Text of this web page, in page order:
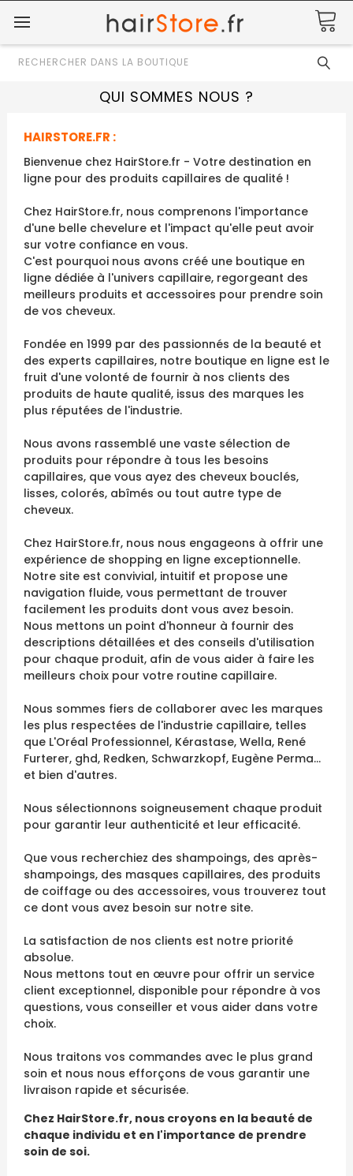
Rechercher
QUI SOMMES NOUS ?
HAIRSTORE.FR :
Bienvenue chez HairStore.fr - Votre destination en
ligne pour des produits capillaires de qualité !
Chez HairStore.fr, nous comprenons l'importance
d'une belle chevelure et l'impact qu'elle peut avoir
sur votre confiance en vous.
C'est pourquoi nous avons créé une boutique en
ligne dédiée à l'univers capillaire, regorgeant des
meilleurs produits et accessoires pour prendre soin
de vos cheveux.
Fondée en 1999 par des passionnés de la beauté et
des experts capillaires, notre boutique en ligne est le
fruit d'une volonté de fournir à nos clients des
produits de haute qualité, issus des marques les
plus réputées de l'industrie.
Nous avons rassemblé une vaste sélection de
produits pour répondre à tous les besoins
capillaires, que vous ayez des cheveux bouclés,
lisses, colorés, abîmés ou tout autre type de
cheveux.
Chez HairStore.fr, nous nous engageons à offrir une
expérience de shopping en ligne exceptionnelle.
Notre site est convivial, intuitif et propose une
navigation fluide, vous permettant de trouver
facilement les produits dont vous avez besoin.
Nous mettons un point d'honneur à fournir des
descriptions détaillées et des conseils d'utilisation
pour chaque produit, afin de vous aider à faire les
meilleurs choix pour votre routine capillaire.
Nous sommes fiers de collaborer avec les marques
les plus respectées de l'industrie capillaire, telles
que L'Oréal Professionnel, Kérastase, Wella, René
Furterer, ghd, Redken, Schwarzkopf, Eugène Perma...
et bien d'autres.
Nous sélectionnons soigneusement chaque produit
pour garantir leur authenticité et leur efficacité.
Que vous recherchiez des shampoings, des après-
shampoings, des masques capillaires, des produits
de coiffage ou des accessoires, vous trouverez tout
ce dont vous avez besoin sur notre site.
La satisfaction de nos clients est notre priorité
absolue.
Nous mettons tout en œuvre pour offrir un service
client exceptionnel, disponible pour répondre à vos
questions, vous conseiller et vous aider dans votre
choix.
Nous traitons vos commandes avec le plus grand
soin et nous nous efforçons de vous garantir une
livraison rapide et sécurisée.
Chez HairStore.fr, nous croyons en la beauté de
chaque individu et en l'importance de prendre
soin de soi.